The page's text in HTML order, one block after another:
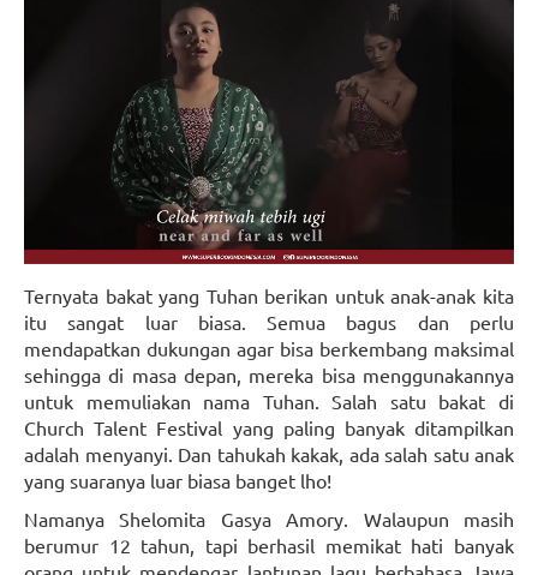
Ternyata bakat yang Tuhan berikan untuk anak-anak kita
itu sangat luar biasa. Semua bagus dan perlu
mendapatkan dukungan agar bisa berkembang maksimal
sehingga di masa depan, mereka bisa menggunakannya
untuk memuliakan nama Tuhan. Salah satu bakat di
Church Talent Festival yang paling banyak ditampilkan
adalah menyanyi. Dan tahukah kakak, ada salah satu anak
yang suaranya luar biasa banget lho!
Namanya Shelomita Gasya Amory. Walaupun masih
berumur 12 tahun, tapi berhasil memikat hati banyak